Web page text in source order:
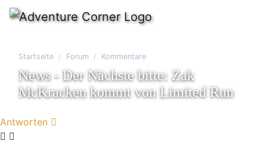
Startseite Forum Kommentare
News - Der Nächste bitte: Zak
McKracken kommt von Limited Run
Antworten